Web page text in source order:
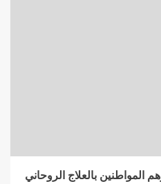
المواطنين بالعلاج الروحاني